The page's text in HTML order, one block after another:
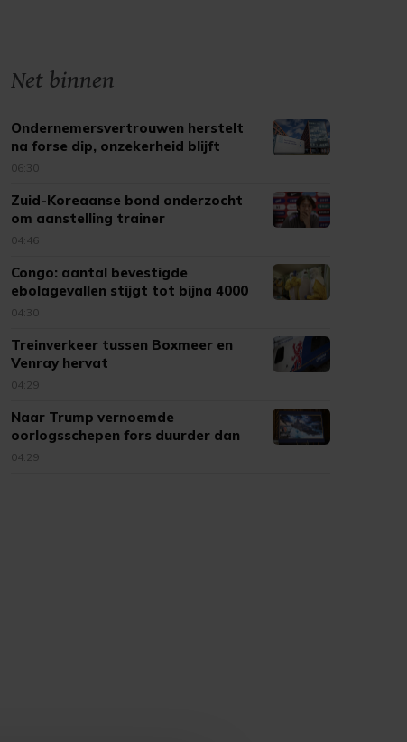
Net binnen
Ondernemersvertrouwen herstelt
na forse dip, onzekerheid blijft
06:30
Zuid-Koreaanse bond onderzocht
om aanstelling trainer
04:46
Congo: aantal bevestigde
ebolagevallen stijgt tot bijna 4000
04:30
Treinverkeer tussen Boxmeer en
Venray hervat
04:29
Naar Trump vernoemde
oorlogsschepen fors duurder dan
verwacht
04:29